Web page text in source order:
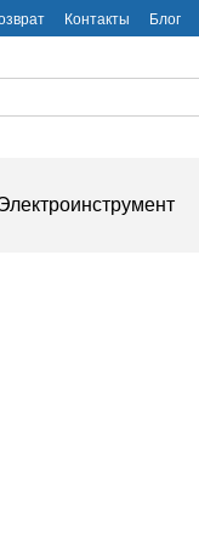
Контакты Блог